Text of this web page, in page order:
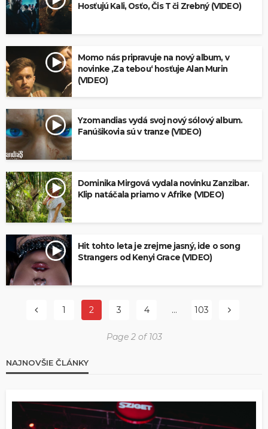
Hosťujú Kali, Osťo, Čis T či Zrebný (VIDEO)
Momo nás pripravuje na nový album, v
novinke ‚Za tebou‘ hosťuje Alan Murin
(VIDEO)
Yzomandias vydá svoj nový sólový album.
Fanúšikovia sú v tranze (VIDEO)
Dominika Mirgová vydala novinku Zanzibar.
Klip natáčala priamo v Afrike (VIDEO)
Hit tohto leta je zrejme jasný, ide o song
Strangers od Kenyi Grace (VIDEO)
1 2 3 4 … 103
Page 2 of 103
NAJNOVŠIE ČLÁNKY